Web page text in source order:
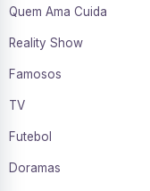
Quem Ama Cuida
Reality Show
Famosos
TV
Futebol
Doramas